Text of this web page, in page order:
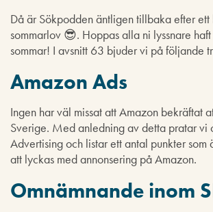
Då är Sökpodden äntligen tillbaka efter ett
sommarlov 😎. Hoppas alla ni lyssnare haft
sommar! I avsnitt 63 bjuder vi på följande
Amazon Ads
Ingen har väl missat att Amazon bekräftat
Sverige. Med anledning av detta pratar vi
Advertising och listar ett antal punkter
att lyckas med annonsering på Amazon.
Omnämnande inom